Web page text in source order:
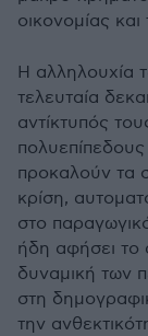
οικονομίας
Η αλληλουχία
τελευταία
αντίκτυπός
προκαλούν τα
κρίση,
στο
ήδη αφήσει το
δυναμική των
στη
την